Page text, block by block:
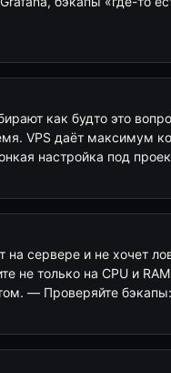
как будто это
VPS даёт максимум
настройка под
на сервере и не хочет
не только на CPU и
— Проверяйте